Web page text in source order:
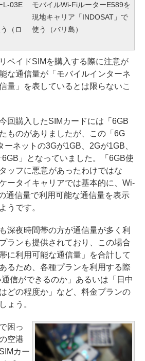
L-03E
（ロ
モバイルWi-FiルーターE589を
現地キャリア「INDOSAT」で
使う（バリ島）
ペイドSIMを購入する際に注意が
な通信量が「モバイルインターネ
量」を表しているとは限らないこ
回購入したSIMカードには「6GB
ものがありましたが、この「6G
ーネットの3Gが1GB、2Gが1GB、
」となっていました。「6GB使
ッフに悪意があったわけではな
ータイキャリアでは基本的に、Wi-
通信量で利用可能な通信量を表示
うです。
深夜時間帯の方が通信量が多く利
ランも提供されており、この場合
に利用可能な通信量」を合計して
るため、各種プランを利用する際
信ができるのか」あるいは「日中
どの程度か」など、料金プランの
ょう。
困っ
空港
カー